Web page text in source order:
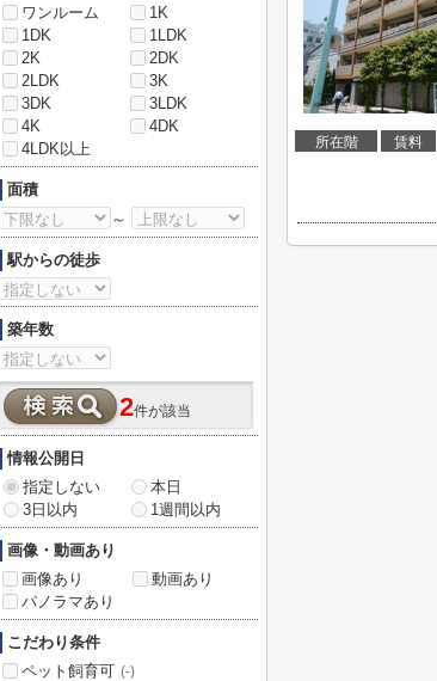
所在階 賃料
ワンルーム
1K
1DK
1LDK
2K
2DK
2LDK
3K
3DK
3LDK
4K
4DK
4LDK以上
面積
～
駅からの徒歩
築年数
2件が該当
情報公開日
指定しない
本日
3日以内
1週間以内
画像・動画あり
画像あり
動画あり
パノラマあり
こだわり条件
ペット飼育可 (-)